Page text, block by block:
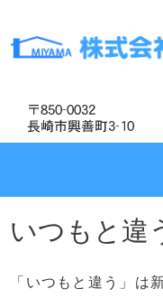
テ
ス
テ
ス
いつもと
「いつもと違う」は